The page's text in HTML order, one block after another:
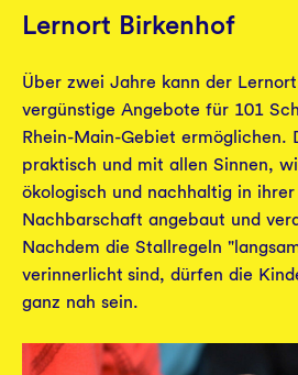
Lernort Birkenhof
Über zwei Jahre kann der
vergünstige Angebote für 101
Rhein-Main-Gebiet ermöglichen.
praktisch und mit allen Sinnen,
ökologisch und nachhaltig in
Nachbarschaft angebaut und
Nachdem die Stallregeln
verinnerlicht sind, dürfen die
ganz nah sein.